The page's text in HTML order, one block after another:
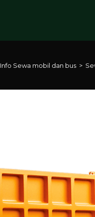
Info Sewa mobil dan bus >